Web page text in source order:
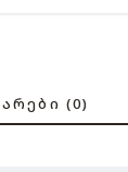
(0)